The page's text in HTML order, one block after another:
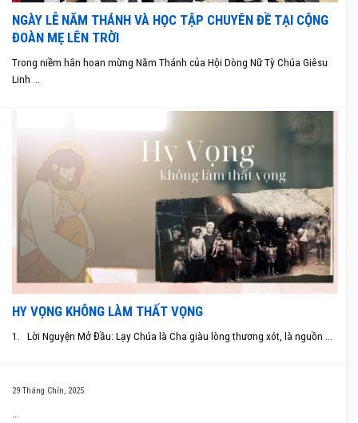
NGÀY LỄ NĂM THÁNH VÀ HỌC TẬP CHUYÊN ĐỀ TẠI CỘNG
ĐOÀN MẸ LÊN TRỜI
Trong niềm hân hoan mừng Năm Thánh của Hội Dòng Nữ Tỳ Chúa Giêsu
Linh ...
HY VỌNG KHÔNG LÀM THẤT VỌNG
1. Lời Nguyện Mở Đầu: Lạy Chúa là Cha giàu lòng thương xót, là nguồn ...
29 Tháng Chín, 2025